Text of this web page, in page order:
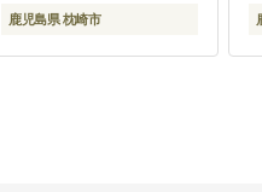
鹿児島県 枕崎市